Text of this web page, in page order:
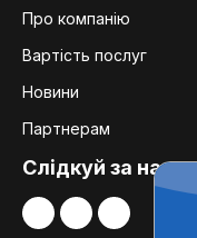
Про компанію
Вартість послуг
Новини
Партнерам
Слідкуй за нами: